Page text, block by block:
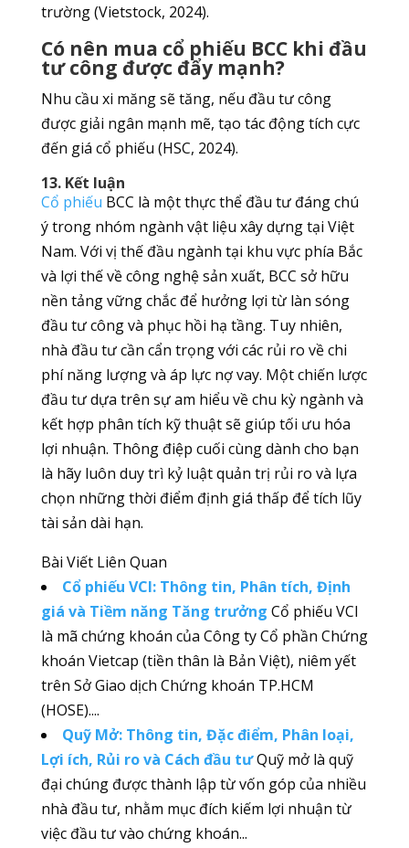
trường (Vietstock, 2024).
Có nên mua cổ phiếu BCC khi đầu
tư công được đẩy mạnh?
Nhu cầu xi măng sẽ tăng, nếu đầu tư công
được giải ngân mạnh mẽ, tạo tác động tích cực
đến giá cổ phiếu (HSC, 2024).
13. Kết luận
Cổ phiếu BCC là một thực thể đầu tư đáng chú
ý trong nhóm ngành vật liệu xây dựng tại Việt
Nam. Với vị thế đầu ngành tại khu vực phía Bắc
và lợi thế về công nghệ sản xuất, BCC sở hữu
nền tảng vững chắc để hưởng lợi từ làn sóng
đầu tư công và phục hồi hạ tầng. Tuy nhiên,
nhà đầu tư cần cẩn trọng với các rủi ro về chi
phí năng lượng và áp lực nợ vay. Một chiến lược
đầu tư dựa trên sự am hiểu về chu kỳ ngành và
kết hợp phân tích kỹ thuật sẽ giúp tối ưu hóa
lợi nhuận. Thông điệp cuối cùng dành cho bạn
là hãy luôn duy trì kỷ luật quản trị rủi ro và lựa
chọn những thời điểm định giá thấp để tích lũy
tài sản dài hạn.
Bài Viết Liên Quan
Cổ phiếu VCI: Thông tin, Phân tích, Định
giá và Tiềm năng Tăng trưởng Cổ phiếu VCI
là mã chứng khoán của Công ty Cổ phần Chứng
khoán Vietcap (tiền thân là Bản Việt), niêm yết
trên Sở Giao dịch Chứng khoán TP.HCM
(HOSE)....
Quỹ Mở: Thông tin, Đặc điểm, Phân loại,
Lợi ích, Rủi ro và Cách đầu tưQuỹ mở là quỹ
đại chúng được thành lập từ vốn góp của nhiều
nhà đầu tư, nhằm mục đích kiếm lợi nhuận từ
việc đầu tư vào chứng khoán...